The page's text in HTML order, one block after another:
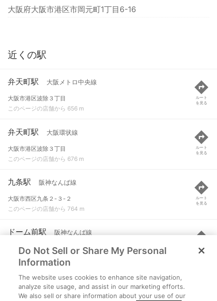
大阪府大阪市港区市岡元町1丁目6-16
近くの駅
弁天町駅 大阪メトロ中央線
大阪市港区波除３丁目
このページの店舗から 656 m
ルート
を見る
弁天町駅 大阪環状線
大阪市港区波除３丁目
このページの店舗から 676 m
ルート
を見る
九条駅 阪神なんば線
大阪市西区九条２-３-２
このページの店舗から 764 m
ルート
を見る
ドーム前駅 阪神なんば線
大阪府大阪市西区千代崎三丁目
このページの店舗から 847 m
ルート
を見る
大正駅 大阪メトロ長堀鶴見緑地線
大阪市大正区三軒家東１丁目
Do Not Sell or Share My Personal
Information
The website uses cookies to enhance site navigation,
analyze site usage, and assist in our marketing efforts.
We also sell or share information about your use of our